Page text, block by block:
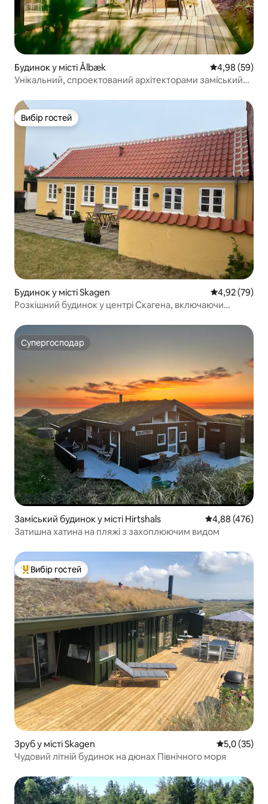
Будинок у місті Ålbæk Середня
4,98 (59)
Унікальний, спроектований архітекторами заміський
Вибір гостей
Вибір гостей
Будинок у місті Skagen Середня
4,92 (79)
Розкішний будинок у центрі Скагена, включаючи
Супергосподар
Супергосподар
Заміський будинок у місті Hirtshals Середня
4,88 (476)
Затишна хатина на пляжі з захоплюючим видом
Топ вибір гостей
Вибір гостей
Зруб у місті Skagen Середня
5,0 (35)
Чудовий літній будинок на дюнах Північного моря